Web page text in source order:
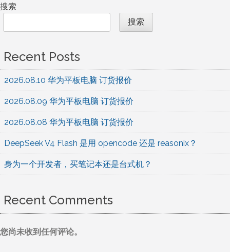
搜索
搜索
Recent Posts
2026.08.10 华为平板电脑 订货报价
2026.08.09 华为平板电脑 订货报价
2026.08.08 华为平板电脑 订货报价
DeepSeek V4 Flash 是用 opencode 还是 reasonix？
身为一个开发者，买笔记本还是台式机？
Recent Comments
您尚未收到任何评论。